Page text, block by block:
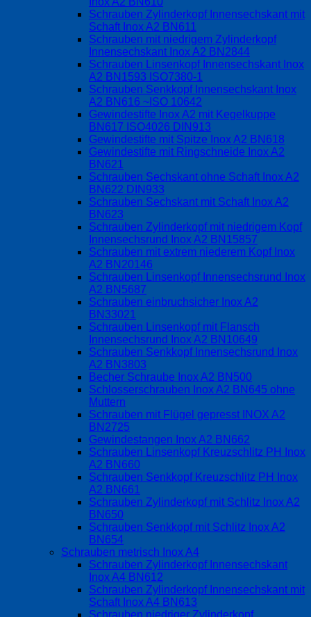
Schrauben Zylinderkopf Innensechskant mit
Schaft Inox A2 BN611
Schrauben mit niedrigem Zylinderkopf
Innensechskant Inox A2 BN2844
Schrauben Linsenkopf Innensechskant Inox
A2 BN1593 ISO7380-1
Schrauben Senkkopf Innensechskant Inox
A2 BN616 ~ISO 10642
Gewindestifte Inox A2 mit Kegelkuppe
BN617 ISO4026 DIN913
Gewindestifte mit Spitze Inox A2 BN618
Gewindestifte mit Ringschneide Inox A2
BN621
Schrauben Sechskant ohne Schaft Inox A2
BN622 DIN933
Schrauben Sechskant mit Schaft Inox A2
BN623
Schrauben Zylinderkopf mit niedrigem Kopf
Innensechsrund Inox A2 BN15857
Schrauben mit extrem niederem Kopf Inox
A2 BN20146
Schrauben Linsenkopf Innensechsrund Inox
A2 BN5687
Schrauben einbruchsicher Inox A2
BN33021
Schrauben Linsenkopf mit Flansch
Innensechsrund Inox A2 BN10649
Schrauben Senkkopf Innensechsrund Inox
A2 BN3803
Becher Schraube Inox A2 BN500
Schlosserschrauben Inox A2 BN645 ohne
Muttern
Schrauben mit Flügel gepresst INOX A2
BN2725
Gewindestangen Inox A2 BN662
Schrauben Linsenkopf Kreuzschlitz PH Inox
A2 BN660
Schrauben Senkkopf Kreuzschlitz PH Inox
A2 BN661
Schrauben Zylinderkopf mit Schlitz Inox A2
BN650
Schrauben Senkkopf mit Schlitz Inox A2
BN654
Schrauben metrisch Inox A4
Schrauben Zylinderkopf Innensechskant
Inox A4 BN612
Schrauben Zylinderkopf Innensechskant mit
Schaft Inox A4 BN613
Schrauben niedriger Zylinderkopf